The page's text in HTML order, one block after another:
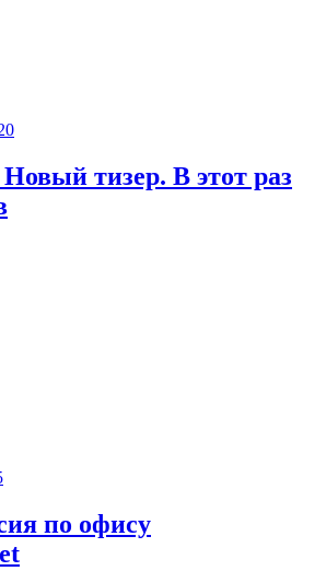
тизер. В этот раз
по офису